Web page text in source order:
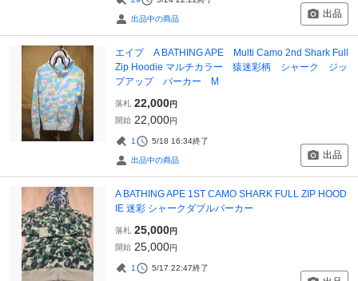
出品中の商品 出品
エイプ A BATHING APE Multi Camo 2nd Shark Full
Zip Hoodie マルチカラー 猿迷彩柄 シャーク ジッ
プアップ パーカー M
落札 22,000円
開始 22,000円
1 5/18 16:34終了
出品中の商品 出品
A BATHING APE 1ST CAMO SHARK FULL ZIP HOOD
IE 迷彩 シャークダブルパーカー
落札 25,000円
開始 25,000円
1 5/17 22:47終了